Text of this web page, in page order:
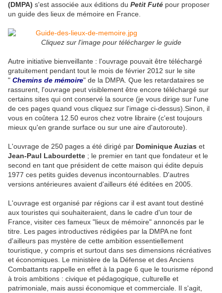
(DMPA) s'est associée aux éditions du Petit Futé pour proposer
un guide des lieux de mémoire en France.
Cliquez sur l'image pour télécharger le guide
Autre initiative bienveillante : l'ouvrage pouvait être téléchargé
gratuitement pendant tout le mois de février 2012 sur le site
" Chemins de mémoire" de la DMPA. Que les retardataires se
rassurent, l'ouvrage peut visiblement être encore téléchargé sur
certains sites qui ont conservé la source (je vous dirige sur l'une
de ces pages quand vous cliquez sur l'image ci-dessus).Sinon, il
vous en coûtera 12.50 euros chez votre libraire (c'est toujours
mieux qu'en grande surface ou sur une aire d'autoroute).
L'ouvrage de 250 pages a été dirigé par Dominique Auzias et
Jean-Paul Labourdette ; le premier en tant que fondateur et le
second en tant que président de cette maison qui édite depuis
1977 ces petits guides devenus incontournables. D'autres
versions antérieures avaient d'ailleurs été éditées en 2005.
L'ouvrage est organisé par régions car il est avant tout destiné
aux touristes qui souhaiteraient, dans le cadre d'un tour de
France, visiter ces fameux "lieux de mémoire" annoncés par le
titre. Les pages introductives rédigées par la DMPA ne font
d'ailleurs pas mystère de cette ambition essentiellement
touristique, y compris et surtout dans ses dimensions récréatives
et économiques. Le ministère de la Défense et des Anciens
Combattants rappelle en effet à la page 6 que le tourisme répond
à trois ambitions : civique et pédagogique, culturelle et
patrimoniale, mais aussi économique et commerciale. Il s'agit,